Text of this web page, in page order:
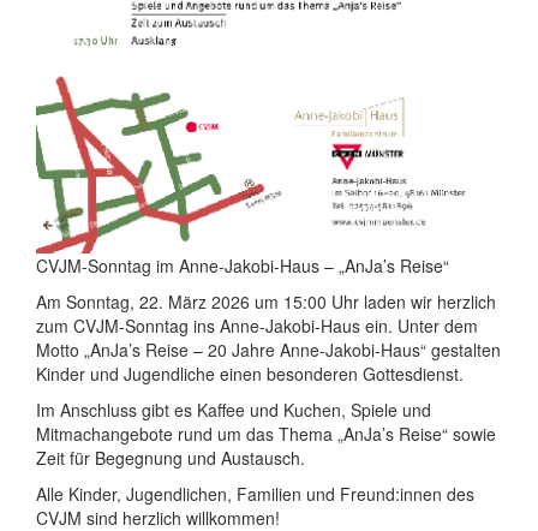
CVJM-Sonntag im Anne-Jakobi-Haus – „AnJa’s Reise“
Am Sonntag, 22. März 2026 um 15:00 Uhr laden wir herzlich
zum CVJM-Sonntag ins Anne-Jakobi-Haus ein. Unter dem
Motto „AnJa’s Reise – 20 Jahre Anne-Jakobi-Haus“ gestalten
Kinder und Jugendliche einen besonderen Gottesdienst.
Im Anschluss gibt es Kaffee und Kuchen, Spiele und
Mitmachangebote rund um das Thema „AnJa’s Reise“ sowie
Zeit für Begegnung und Austausch.
Alle Kinder, Jugendlichen, Familien und Freund:innen des
CVJM sind herzlich willkommen!